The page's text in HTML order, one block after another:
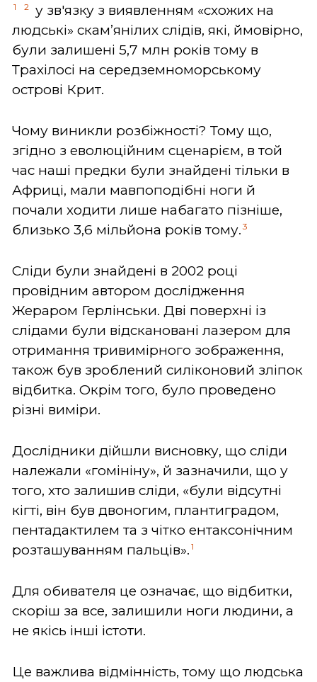
1 2
у зв'язку з виявленням «схожих на
людські» скам’янілих слідів, які, ймовірно,
були залишені 5,7 млн років тому в
Трахілосі на середземноморському
острові Крит.
Чому виникли розбіжності? Тому що,
згідно з еволюційним сценарієм, в той
час наші предки були знайдені тільки в
Африці, мали мавпоподібні ноги й
почали ходити лише набагато пізніше,
близько 3,6 мільйона років тому. 3
Сліди були знайдені в 2002 році
провідним автором дослідження
Жераром Герлінськи. Дві поверхні із
слідами були відскановані лазером для
отримання тривимірного зображення,
також був зроблений силіконовий зліпок
відбитка. Окрім того, було проведено
різні виміри.
Дослідники дійшли висновку, що сліди
належали «гомініну», й зазначили, що у
того, хто залишив сліди, «були відсутні
кігті, він був двоногим, плантиградом,
пентадактилем та з чітко ентаксонічним
розташуванням пальців». 1
Для обивателя це означає, що відбитки,
скоріш за все, залишили ноги людини, а
не якісь інші істоти.
Це важлива відмінність, тому що людська